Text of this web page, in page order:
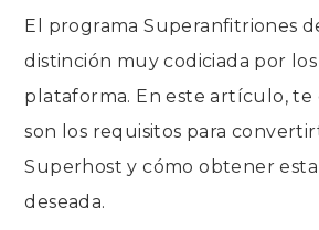
El programa Superanfitriones
distinción muy codiciada por
plataforma. En este artículo, te
son los requisitos para
Superhost y cómo obtener
deseada.